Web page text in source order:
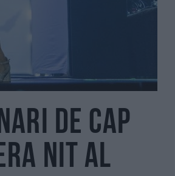
de Cap
nit al